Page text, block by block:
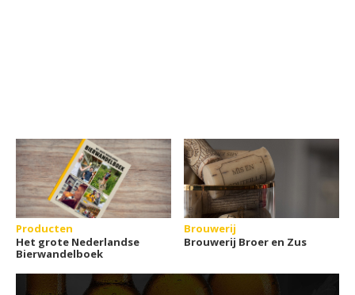
Producten
Het grote Nederlandse
Bierwandelboek
Brouwerij
Brouwerij Broer en Zus